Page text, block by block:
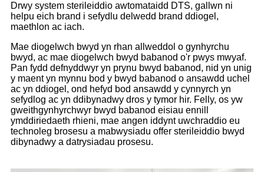
Drwy system sterileiddio awtomataidd DTS, gallwn ni
helpu eich brand i sefydlu delwedd brand ddiogel,
maethlon ac iach.
Mae diogelwch bwyd yn rhan allweddol o gynhyrchu
bwyd, ac mae diogelwch bwyd babanod o'r pwys mwyaf.
Pan fydd defnyddwyr yn prynu bwyd babanod, nid yn unig
y maent yn mynnu bod y bwyd babanod o ansawdd uchel
ac yn ddiogel, ond hefyd bod ansawdd y cynnyrch yn
sefydlog ac yn ddibynadwy dros y tymor hir. Felly, os yw
gweithgynhyrchwyr bwyd babanod eisiau ennill
ymddiriedaeth rhieni, mae angen iddynt uwchraddio eu
technoleg brosesu a mabwysiadu offer sterileiddio bwyd
dibynadwy a datrysiadau prosesu.